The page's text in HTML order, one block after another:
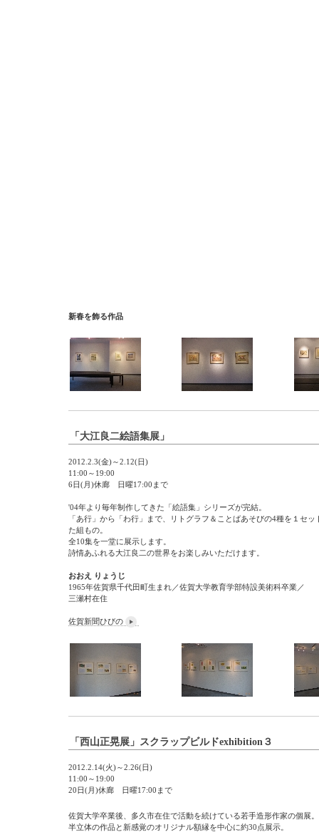
新春を飾る作品
「大江良二絵語集展」
2012.2.3(金)～2.12(日)
11:00～19:00
6日(月)休廊 日曜17:00まで
'04年より毎年制作してきた「絵語集」シリーズが完結。
「あ行」から「わ行」まで、リトグラフ＆ことばあそびの4種を１セッ
た組もの。
全10集を一堂に展示します。
詩情あふれる大江良二の世界をお楽しみいただけます。
おおえ りょうじ
1965年佐賀県千代田町生まれ／佐賀大学教育学部特設美術科卒業／
三瀬村在住
佐賀新聞ひびの
「西山正晃展」スクラップビルドexhibition３
2012.2.14(火)～2.26(日)
11:00～19:00
20日(月)休廊 日曜17:00まで
佐賀大学卒業後、多久市在住で活動を続けている若手造形作家の個展。
半立体の作品と新感覚のオリジナル額縁を中心に約30点展示。